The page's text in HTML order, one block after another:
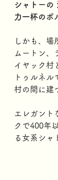
シャトーの
力一杯のボ
しかも、場
ムートン、
イヤック村
トゥルネル
村の間に建
エレガント
クで400年
る女系シャ